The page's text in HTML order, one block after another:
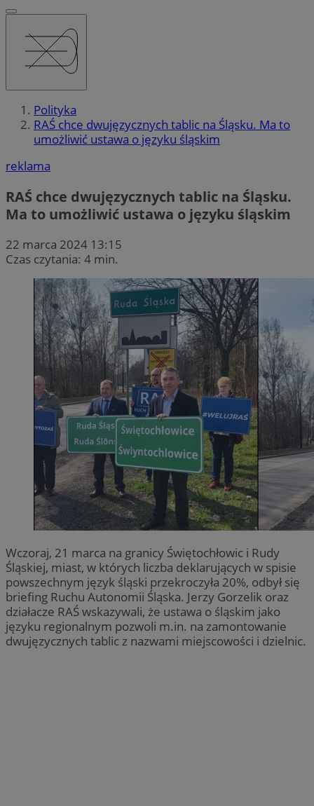
Polityka
RAŚ chce dwujęzycznych tablic na Śląsku. Ma to
umożliwić ustawa o języku śląskim
reklama
RAŚ chce dwujęzycznych tablic na Śląsku.
Ma to umożliwić ustawa o języku śląskim
22 marca 2024 13:15
Czas czytania: 4 min.
Wczoraj, 21 marca na granicy Świętochłowic i Rudy
Śląskiej, miast, w których liczba deklarujących w spisie
powszechnym język śląski przekroczyła 20%, odbył się
briefing Ruchu Autonomii Śląska. Jerzy Gorzelik oraz
działacze RAŚ wskazywali, że ustawa o śląskim jako
języku regionalnym pozwoli m.in. na zamontowanie
dwujęzycznych tablic z nazwami miejscowości i dzielnic.